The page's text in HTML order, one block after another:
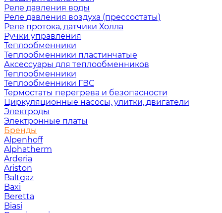
Реле давления воды
Реле давления воздуха (прессостаты)
Реле протока, датчики Холла
Ручки управления
Теплообменники
Теплообменники пластинчатые
Аксессуары для теплообменников
Теплообменники
Теплообменники ГВС
Термостаты перегрева и безопасности
Циркуляционные насосы, улитки, двигатели
Электроды
Электронные платы
Бренды
Alpenhoff
Alphatherm
Arderia
Ariston
Baltgaz
Baxi
Beretta
Biasi